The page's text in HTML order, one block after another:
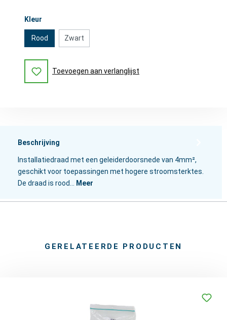
Selecteer
Kleur
Rood Zwart
Toevoegen aan verlanglijst
Beschrijving
Installatiedraad met een geleiderdoorsnede van 4mm²,
geschikt voor toepassingen met hogere stroomsterktes.
De draad is rood…
Meer
GERELATEERDE PRODUCTEN